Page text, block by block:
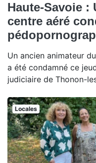
Haute-Savoie :
centre aéré
Un ancien animateur
a été condamné ce
judiciaire de Thonon-
Locales